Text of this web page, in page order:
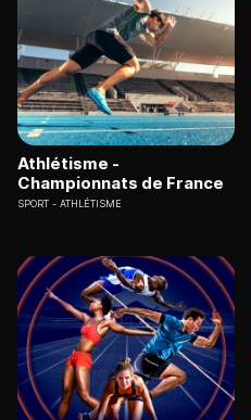
Athlétisme -
Championnats de France
SPORT ATHLÉTISME